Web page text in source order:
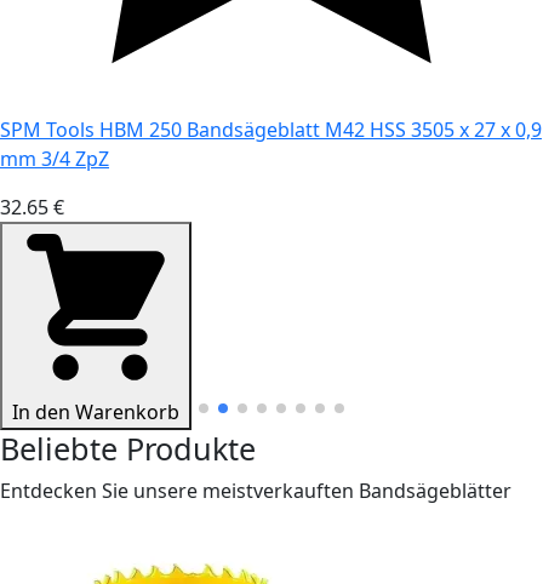
SPM Tools HBM 250 Bandsägeblatt M42 HSS 3505 x 27 x 0,9
mm 3/4 ZpZ
32.65 €
In den Warenkorb
Beliebte Produkte
Entdecken Sie unsere meistverkauften Bandsägeblätter